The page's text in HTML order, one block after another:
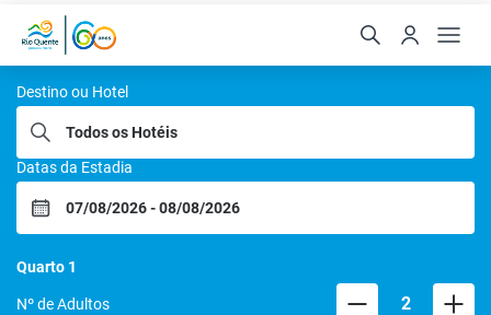
Rio Quente Resorts
Destino ou Hotel
Datas da Estadia
Quarto 1
Nº de Adultos 2